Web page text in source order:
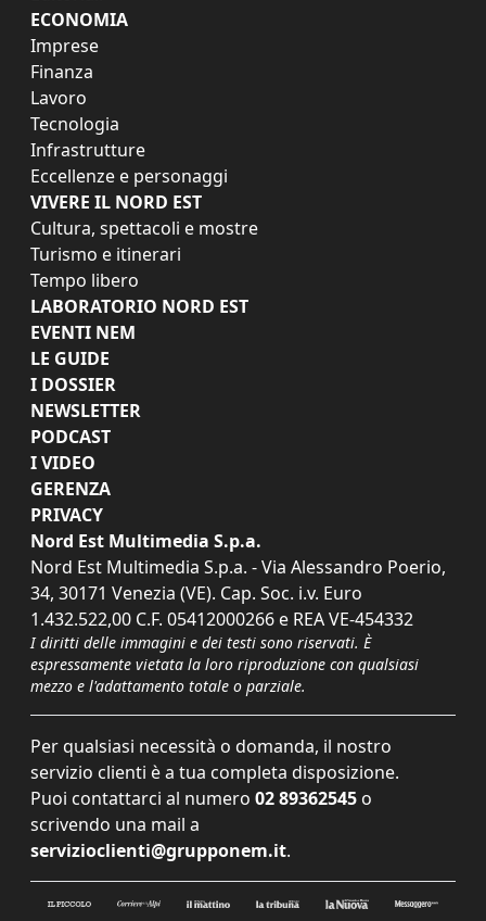
ECONOMIA
Imprese
Finanza
Lavoro
Tecnologia
Infrastrutture
Eccellenze e personaggi
VIVERE IL NORD EST
Cultura, spettacoli e mostre
Turismo e itinerari
Tempo libero
LABORATORIO NORD EST
EVENTI NEM
LE GUIDE
I DOSSIER
NEWSLETTER
PODCAST
I VIDEO
GERENZA
PRIVACY
Nord Est Multimedia S.p.a.
Nord Est Multimedia S.p.a. - Via Alessandro Poerio,
34, 30171 Venezia (VE). Cap. Soc. i.v. Euro
1.432.522,00 C.F. 05412000266 e REA VE-454332
I diritti delle immagini e dei testi sono riservati. È
espressamente vietata la loro riproduzione con qualsiasi
mezzo e l'adattamento totale o parziale.
Per qualsiasi necessità o domanda, il nostro
servizio clienti è a tua completa disposizione.
Puoi contattarci al numero 02 89362545 o
scrivendo una mail a
servizioclienti@grupponem.it.